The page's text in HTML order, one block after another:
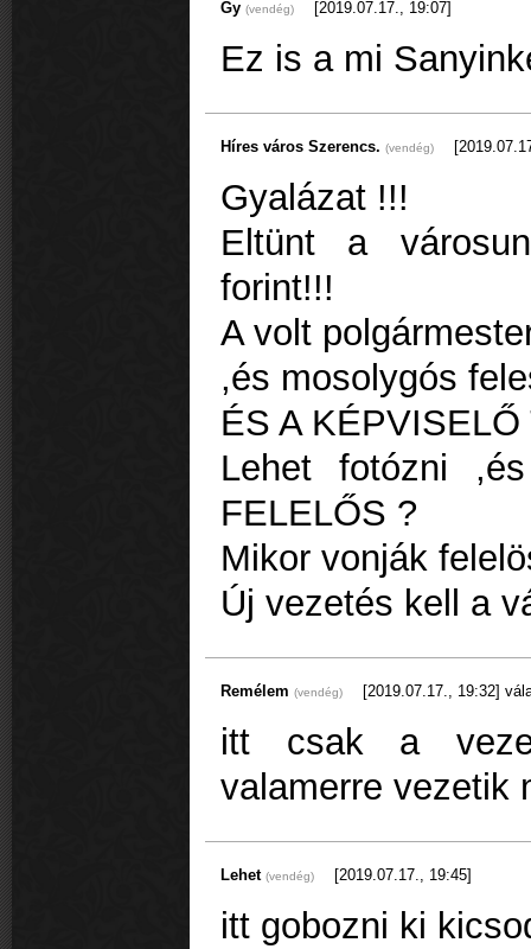
Gy (vendég) [2019.07.17., 19:07]
Ez is a mi
Híres város Szerencs. (vendég)
Gyalázat !!!
Eltünt a
forint!!!
A volt
,és mosolygós
ÉS A
Lehet fotózni
FELELŐS ?
Mikor vonják
Új vezetés kell a
Remélem (vendég) [2019.07.17., 19:32]
itt csak a
valamerre vezetik
Lehet (vendég) [2019.07.17., 19:45]
itt gobozni ki